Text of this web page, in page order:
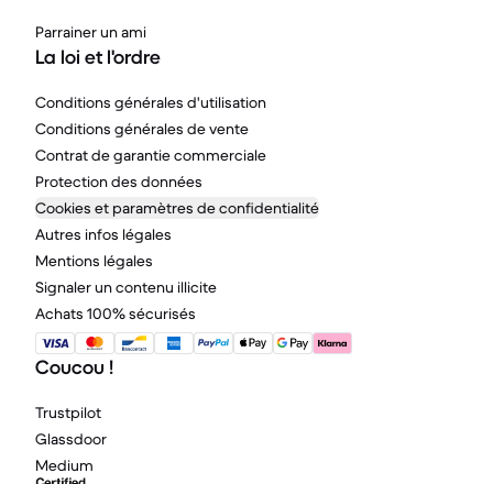
Parrainer un ami
La loi et l'ordre
Conditions générales d'utilisation
Conditions générales de vente
Contrat de garantie commerciale
Protection des données
Cookies et paramètres de confidentialité
Autres infos légales
Mentions légales
Signaler un contenu illicite
Achats 100% sécurisés
Coucou !
Trustpilot
Glassdoor
Medium